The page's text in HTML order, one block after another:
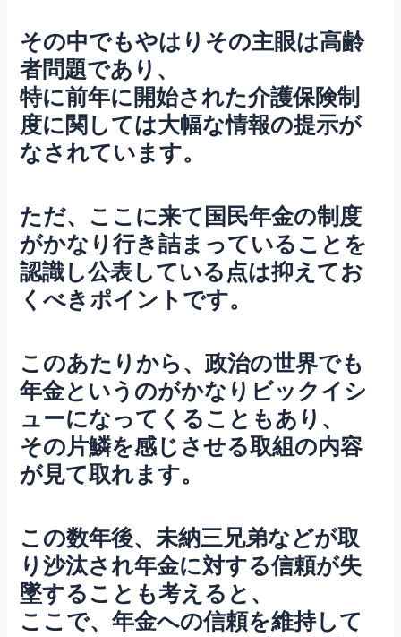
その中でもやはりその主眼は高齢
者問題であり、
特に前年に開始された介護保険制
度に関しては大幅な情報の提示が
なされています。
ただ、ここに来て国民年金の制度
がかなり行き詰まっていることを
認識し公表している点は抑えてお
くべきポイントです。
このあたりから、政治の世界でも
年金というのがかなりビックイシ
ューになってくることもあり、
その片鱗を感じさせる取組の内容
が見て取れます。
この数年後、未納三兄弟などが取
り沙汰され年金に対する信頼が失
墜することも考えると、
ここで、年金への信頼を維持して